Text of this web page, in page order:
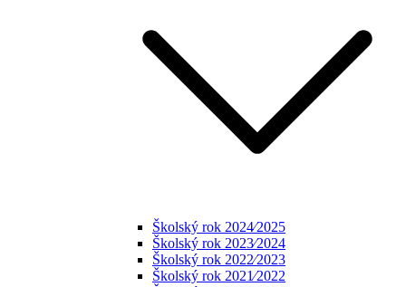
Školský rok 2024⁄2025
Školský rok 2023⁄2024
Školský rok 2022⁄2023
Školský rok 2021⁄2022